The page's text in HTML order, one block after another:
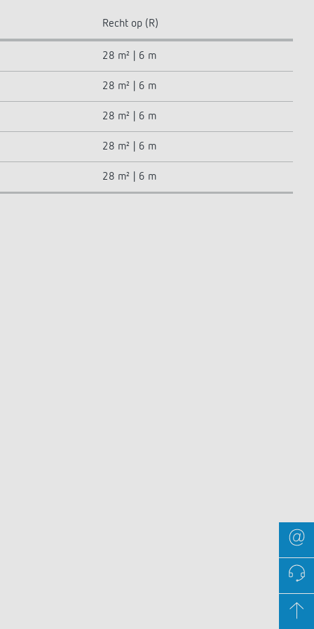
Recht op (R)
28 m² | 6 m
28 m² | 6 m
28 m² | 6 m
28 m² | 6 m
28 m² | 6 m